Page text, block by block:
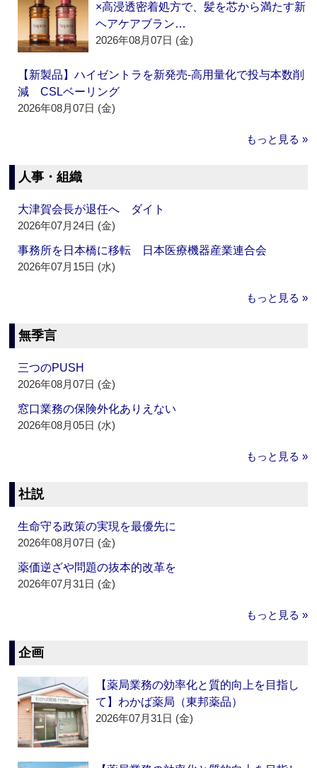
×高浸透密着処方で、髪を芯から満たす新
ヘアケアブラン…
2026年08月07日 (金)
【新製品】ハイゼントラを新発売‐高用量化で投与本数削
減 CSLベーリング
2026年08月07日 (金)
もっと見る »
人事・組織
大津賀会長が退任へ ダイト
2026年07月24日 (金)
事務所を日本橋に移転 日本医療機器産業連合会
2026年07月15日 (水)
もっと見る »
無季言
三つのPUSH
2026年08月07日 (金)
窓口業務の保険外化ありえない
2026年08月05日 (水)
もっと見る »
社説
生命守る政策の実現を最優先に
2026年08月07日 (金)
薬価逆ざや問題の抜本的改革を
2026年07月31日 (金)
もっと見る »
企画
【薬局業務の効率化と質的向上を目指し
て】わかば薬局（東邦薬品）
2026年07月31日 (金)